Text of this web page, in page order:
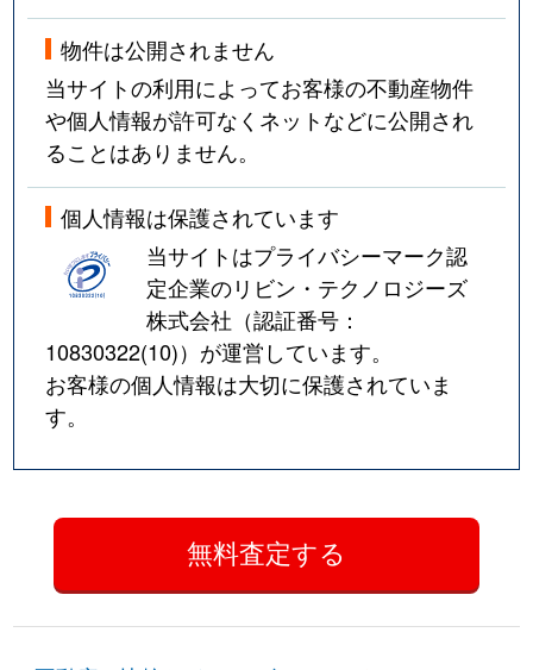
物件は公開されません
当サイトの利用によってお客様の不動産物件
や個人情報が許可なくネットなどに公開され
ることはありません。
個人情報は保護されています
当サイトはプライバシーマーク認
定企業のリビン・テクノロジーズ
株式会社（認証番号：
10830322(10)）が運営しています。
お客様の個人情報は大切に保護されていま
す。